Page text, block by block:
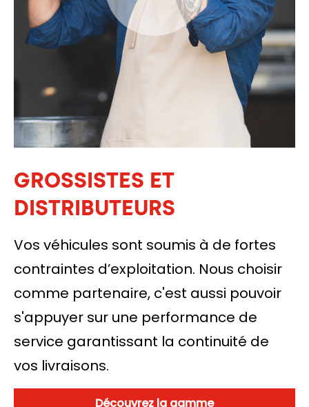
GROSSISTES ET
DISTRIBUTEURS
Vos véhicules sont soumis à de fortes
contraintes d’exploitation. Nous choisir
comme partenaire, c'est aussi pouvoir
s'appuyer sur une performance de
service garantissant la continuité de
vos livraisons.
Découvrez la gamme